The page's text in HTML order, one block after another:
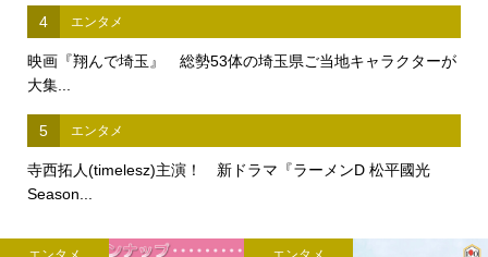
4 エンタメ
映画『翔んで埼玉』 総勢53体の埼玉県ご当地キャラクターが
大集...
5 エンタメ
寺西拓人(timelesz)主演！ 新ドラマ『ラーメンD 松平國光
Season...